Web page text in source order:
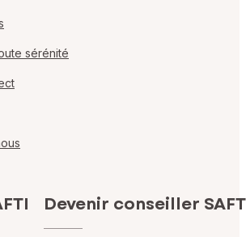
sérénité
Devenir conseiller